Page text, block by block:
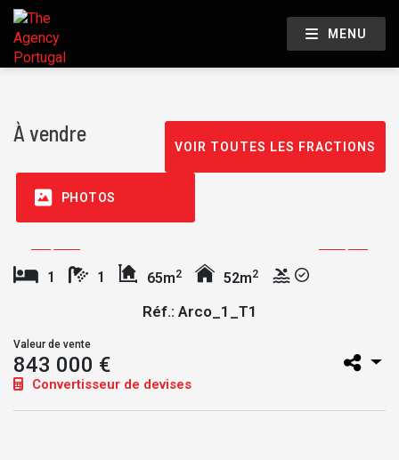
MENU
À vendre
VOIR TOUTES LES FRACTIONS
PHOTOS
1 1 65m2 52m2
Réf.: Arco_1_T1
Valeur de vente
843 000 €
Convertisseur de devises